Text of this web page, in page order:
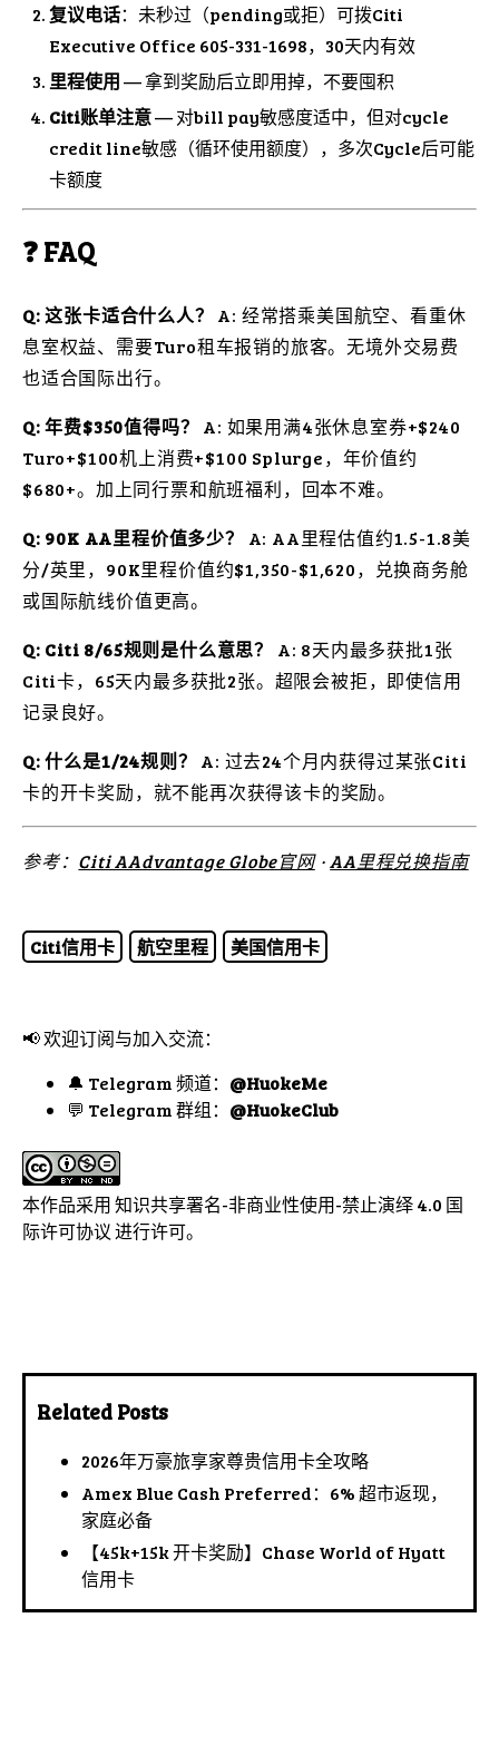
复议电话：未秒过（pending或拒）可拨Citi
Executive Office 605-331-1698，30天内有效
里程使用— 拿到奖励后立即用掉，不要囤积
Citi账单注意— 对bill pay敏感度适中，但对cycle
credit line敏感（循环使用额度），多次Cycle后可能
卡额度
❓ FAQ
Q: 这张卡适合什么人？
A: 经常搭乘美国航空、看重休
息室权益、需要Turo租车报销的旅客。无境外交易费
也适合国际出行。
Q: 年费$350值得吗？
A: 如果用满4张休息室券+$240
Turo+$100机上消费+$100 Splurge，年价值约
$680+。加上同行票和航班福利，回本不难。
Q: 90K AA里程价值多少？
A: AA里程估值约1.5-1.8美
分/英里，90K里程价值约$1,350-$1,620，兑换商务舱
或国际航线价值更高。
Q: Citi 8/65规则是什么意思？
A: 8天内最多获批1张
Citi卡，65天内最多获批2张。超限会被拒，即使信用
记录良好。
Q: 什么是1/24规则？
A: 过去24个月内获得过某张Citi
卡的开卡奖励，就不能再次获得该卡的奖励。
参考： Citi AAdvantage Globe官网·AA里程兑换指南
Citi信用卡 航空里程 美国信用卡
📢 欢迎订阅与加入交流：
🔔 Telegram 频道： @HuokeMe
💬 Telegram 群组： @HuokeClub
本作品采用知识共享署名-非商业性使用-禁止演绎 4.0 国
际许可协议进行许可。
Related Posts
2026年万豪旅享家尊贵信用卡全攻略
Amex Blue Cash Preferred：6% 超市返现，
家庭必备
【45k+15k 开卡奖励】Chase World of Hyatt
信用卡